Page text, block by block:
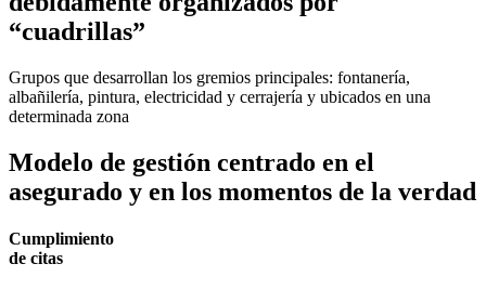
“cuadrillas”
Grupos que desarrollan los gremios principales: fontanería,
albañilería, pintura, electricidad y cerrajería y ubicados en una
determinada zona
Modelo de gestión centrado en el
asegurado y en los momentos de la verdad
Cumplimiento
de citas